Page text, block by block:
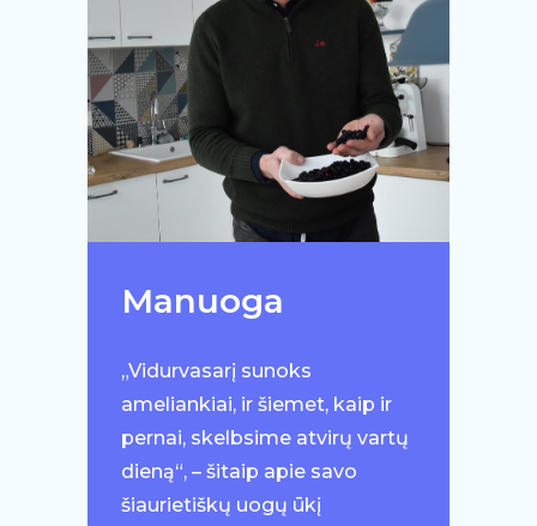
Manuoga
„Vidurvasarį sunoks
ameliankiai, ir šiemet, kaip ir
pernai, skelbsime atvirų vartų
dieną“, – šitaip apie savo
šiaurietiškų uogų ūkį